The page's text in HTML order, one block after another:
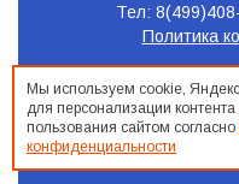
Тел:
Политика
Мы используем cookie,
для персонализации
пользования сайтом согласно
конфиденциальности